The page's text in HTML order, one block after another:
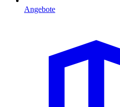
Angebote